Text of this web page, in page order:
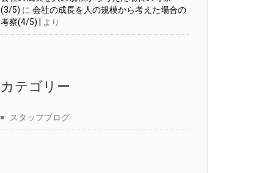
(3/5) に 会社の成長を人の規模から考えた場合の
考察(4/5) |
より
カテゴリー
スタッフブログ